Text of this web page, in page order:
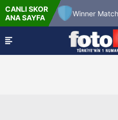
CANLI SKOR
ANA SAYFA
6.8.2026 - Per
22:00
Winner Match 3